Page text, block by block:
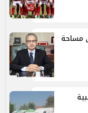
مساحة
طبية